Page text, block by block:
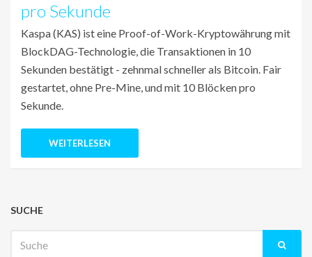
pro Sekunde
Kaspa (KAS) ist eine Proof-of-Work-Kryptowährung mit
BlockDAG-Technologie, die Transaktionen in 10
Sekunden bestätigt - zehnmal schneller als Bitcoin. Fair
gestartet, ohne Pre-Mine, und mit 10 Blöcken pro
Sekunde.
WEITERLESEN
SUCHE
nach: